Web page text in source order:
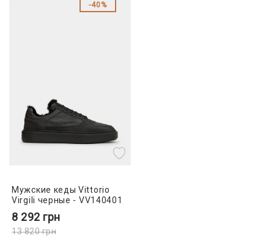
40%
Мужские кеды Vittorio
Virgili черные - VV140401
8 292 грн
13 820грн